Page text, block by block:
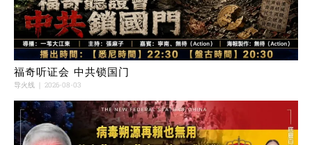
福奇听证会 中共锁国门
导火线 2026-08-03